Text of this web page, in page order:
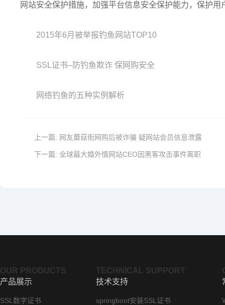
网站安全保护措施，加强平台信息安全保护能力，保护用
2015年6月被举报钓鱼网站TOP10
SSL证书–防钓鱼欺诈 保网购安全
网络钓鱼的五种实例解析
上一篇: 网友蘑菇街网购后被诈骗 疑网站会员信息泄露
下一篇: 全球最大婚外情网站CEO因黑客攻击事件离职
OUR PRODUCTS
产品展示
SSL数字证书
TECHNICAL SUPPORT
技术支持
springboot安装SSL证书